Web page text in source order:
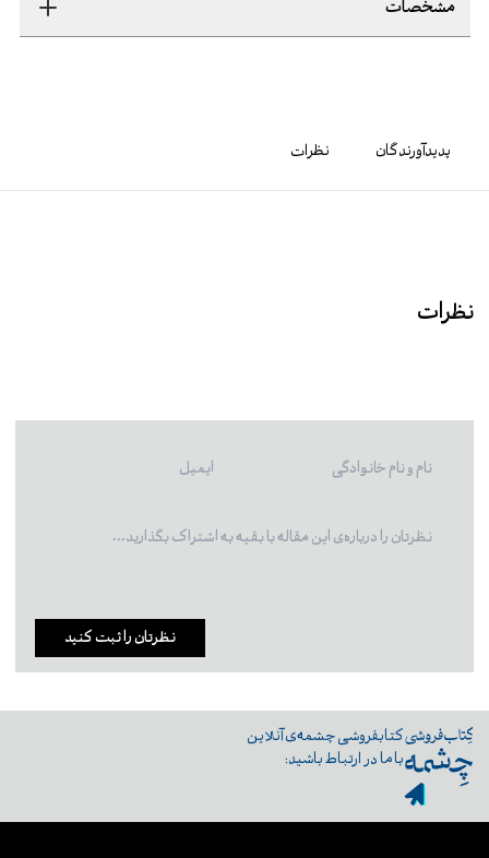
مشخصات
پدیدآورندگان نظرات
نظرات
نظرتان را ثبت کنید
کتابفروشی چشمه‌ی آنلاین
با ما در ارتباط باشید: